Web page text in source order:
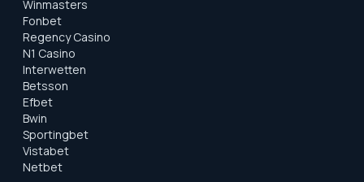
Winmasters
Fonbet
Regency Casino
N1 Casino
Interwetten
Betsson
Efbet
Bwin
Sportingbet
Vistabet
Netbet